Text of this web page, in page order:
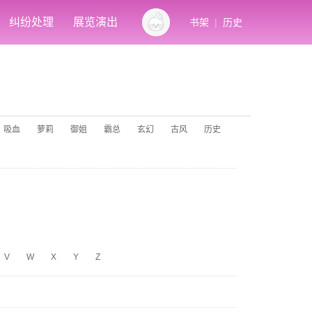
纠纷处理 展览演出 书架 | 历史
吸血 萝莉 御姐 霸总 玄幻 古风 历史
V W X Y Z